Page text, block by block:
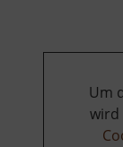
Um
wird